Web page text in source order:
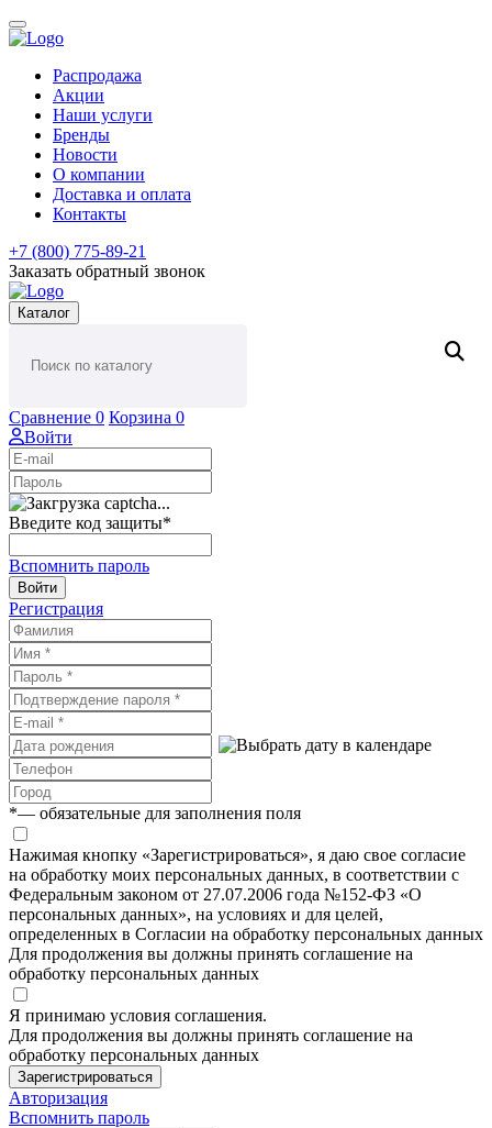
Распродажа
Акции
Наши услуги
Бренды
Новости
О компании
Доставка и оплата
Контакты
+7 (800) 775-89-21
Заказать обратный звонок
Каталог
Сравнение 0 Корзина 0
Войти
Введите код защиты*
Вспомнить пароль
Войти
Регистрация
*— обязательные для заполнения поля
Нажимая кнопку «Зарегистрироваться», я даю свое согласие
на обработку моих персональных данных, в соответствии с
Федеральным законом от 27.07.2006 года №152-ФЗ «О
персональных данных», на условиях и для целей,
определенных в Согласии на обработку персональных данных
Для продолжения вы должны принять соглашение на
обработку персональных данных
Я принимаю условия соглашения.
Для продолжения вы должны принять соглашение на
обработку персональных данных
Зарегистрироваться
Авторизация
Вспомнить пароль